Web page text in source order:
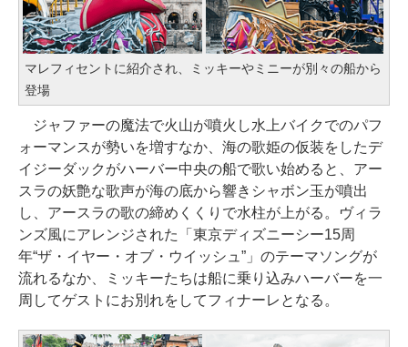
マレフィセントに紹介され、ミッキーやミニーが別々の船から
登場
ジャファーの魔法で火山が噴火し水上バイクでのパフ
ォーマンスが勢いを増すなか、海の歌姫の仮装をしたデ
イジーダックがハーバー中央の船で歌い始めると、アー
スラの妖艶な歌声が海の底から響きシャボン玉が噴出
し、アースラの歌の締めくくりで水柱が上がる。ヴィラ
ンズ風にアレンジされた「東京ディズニーシー15周
年“ザ・イヤー・オブ・ウイッシュ”」のテーマソングが
流れるなか、ミッキーたちは船に乗り込みハーバーを一
周してゲストにお別れをしてフィナーレとなる。